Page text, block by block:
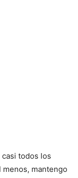
todos los
menos, mantengo